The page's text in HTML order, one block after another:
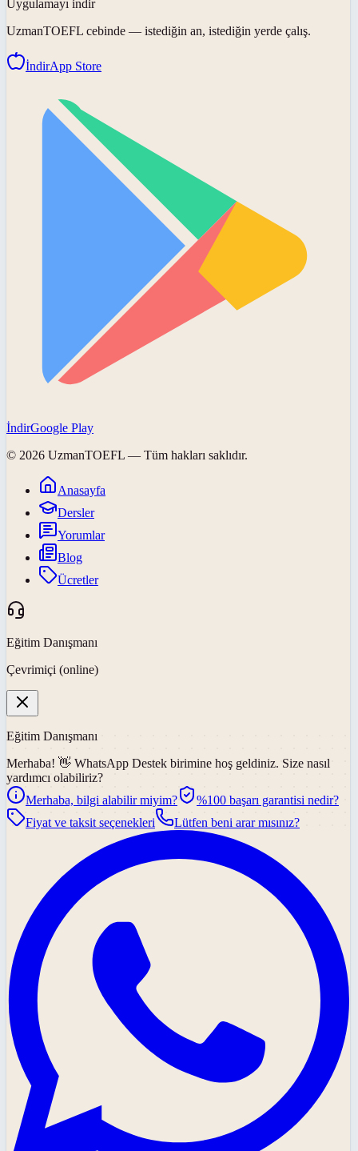
Uygulamayı indir
UzmanTOEFL cebinde — istediğin an, istediğin yerde çalış.
İndirApp Store
İndirGoogle Play
© 2026 UzmanTOEFL — Tüm hakları saklıdır.
Anasayfa
Dersler
Yorumlar
Blog
Ücretler
Eğitim Danışmanı
Çevrimiçi (online)
Eğitim Danışmanı
Merhaba! 👋 WhatsApp Destek birimine hoş geldiniz. Size nasıl
yardımcı olabiliriz?
Merhaba, bilgi alabilir miyim?
%100 başarı garantisi nedir?
Fiyat ve taksit seçenekleri
Lütfen beni arar mısınız?